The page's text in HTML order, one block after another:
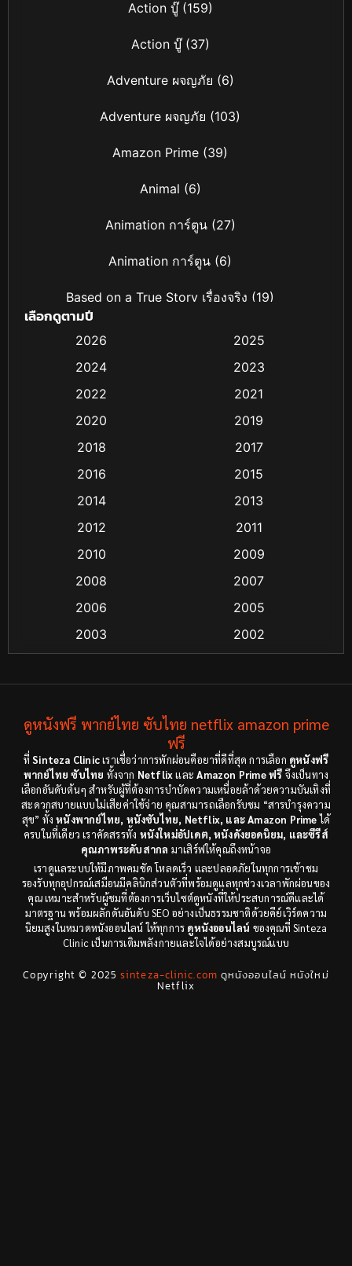
Action บู๊(159)
Action บู๊(37)
Adventure ผจญภัย (6)
Adventure ผจญภัย (103)
Amazon Prime (39)
Animal (6)
Animation การ์ตูน(27)
Animation การ์ตูน (6)
Based on a True Story เรื่องจริง (19)
Biography ชีวิตจริง (16)
Classic หนังคลาสสิก (25)
Coming-of-age ชีวิตวัยรุ่น (13)
Crime อาชญากรรม (55)
Cult Film(4)
Dance เต้น (6)
Detective สืบสวน(18)
Disaster(9)
Disney+(8)
Documentary สารคดี(12)
Documentary สารคดี(3)
Drama ดราม่า(29)
Drama ดราม่า(278)
เลือกดูตามปี
2026
2025
2024
2023
2022
2021
2020
2019
2018
2017
2016
2015
2014
2013
2012
2011
2010
2009
2008
2007
2006
2005
2003
2002
1998
1997
1971
1962
ดูหนังฟรี พากย์ไทย ซับไทย netflix amazon prime
ฟรี
ที่Sinteza Clinicเราเชื่อว่าการพักผ่อนคือยาที่ดีที่สุด การเลือก ดูหนังฟรี
พากย์ไทย ซับไทย ทั้งจาก NetflixและAmazon Prime ฟรี จึงเป็นทาง
เลือกอันดับต้นๆ สำหรับผู้ที่ต้องการบำบัดความเหนื่อยล้าด้วยความบันเทิงที่
สะดวกสบายแบบไม่เสียค่าใช้จ่าย คุณสามารถเลือกรับชม “สารบำรุงความ
สุข” ทั้งหนังพากย์ไทย, หนังซับไทย, Netflix, และ Amazon Primeได้
ครบในที่เดียว เราคัดสรรทั้ง หนังใหม่อัปเดต, หนังดังยอดนิยม, และซีรีส์
คุณภาพระดับสากล มาเสิร์ฟให้คุณถึงหน้าจอ
เราดูแลระบบให้มีภาพคมชัด โหลดเร็ว และปลอดภัยในทุกการเข้าชม
รองรับทุกอุปกรณ์เสมือนมีคลินิกส่วนตัวที่พร้อมดูแลทุกช่วงเวลาพักผ่อนของ
คุณ เหมาะสำหรับผู้ชมที่ต้องการเว็บไซต์ดูหนังที่ให้ประสบการณ์ดีและได้
มาตรฐาน พร้อมผลักดันอันดับ SEO อย่างเป็นธรรมชาติด้วยคีย์เวิร์ดความ
นิยมสูงในหมวดหนังออนไลน์ ให้ทุกการ ดูหนังออนไลน์ ของคุณที่ Sinteza
Clinic เป็นการเติมพลังกายและใจได้อย่างสมบูรณ์แบบ
Copyright © 2025sinteza-clinic.com ดูหนังออนไลน์ หนังใหม่
Netflix